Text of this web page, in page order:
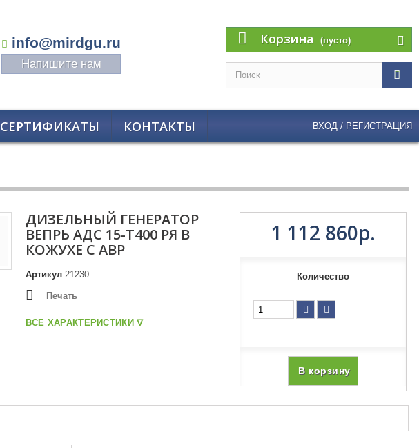
info@mirdgu.ru
Напишите нам
Корзина (пусто)
СЕРТИФИКАТЫ КОНТАКТЫ ВХОД / РЕГИСТРАЦИЯ
ДИЗЕЛЬНЫЙ ГЕНЕРАТОР
ВЕПРЬ АДС 15-Т400 РЯ В
КОЖУХЕ С АВР
Артикул 21230
Печать
ВСЕ ХАРАКТЕРИСТИКИ ᐁ
1 112 860р.
Количество
В корзину